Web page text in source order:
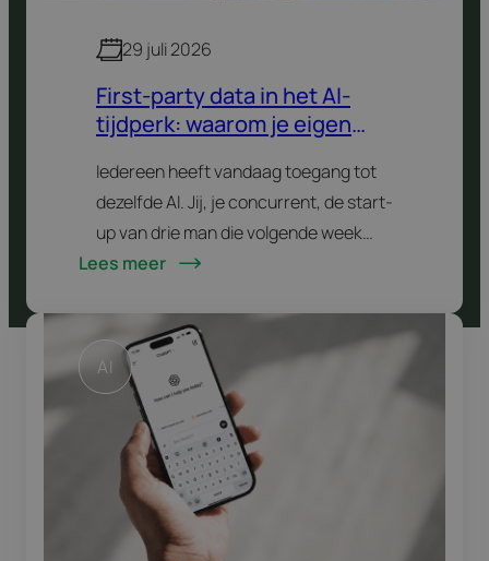
29 juli 2026
First-party data in het AI-
tijdperk: waarom je eigen
wordt
Iedereen heeft vandaag toegang tot
dezelfde AI. Jij, je concurrent, de start-
up van drie man die volgende week
opstart. Dezelfde modellen, dezelfde
LinkedIn voorbij ziet…
Lees meer
AI